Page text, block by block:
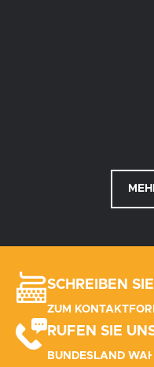
SCHREIBEN
ZUM
RUFEN SIE